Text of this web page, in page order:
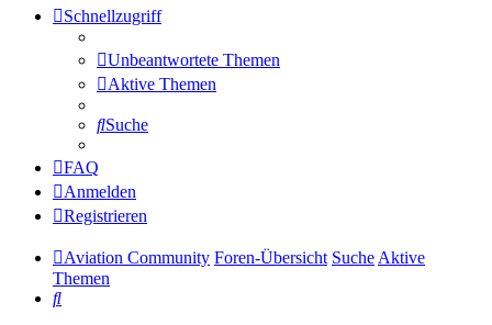
Schnellzugriff
Unbeantwortete Themen
Aktive Themen
Suche
FAQ
Anmelden
Registrieren
Aviation Community Foren-Übersicht SucheAktive
Themen
Suche